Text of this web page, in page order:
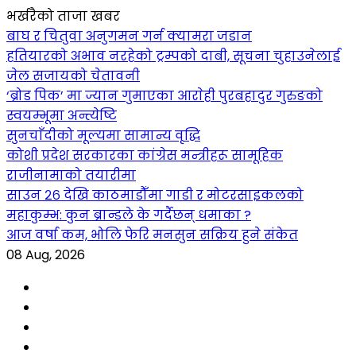
भर्खरैको ताजा खबर
बाघ र चितुवा अनुगमन गर्न क्यामरा जडान
हतियारको अभाव नरहेको ट्रम्पको दाबी, सूचना चुहाउनेलाई
जेल सजायको चेतावनी
‘ब्रोड पिक’ मा ज्यान गुमाएका आराेही पुरबहादुर गुरुङको
स्वयम्भूमा अन्त्येष्टि
सुनचाँदीको मूल्यमा सामान्य वृद्धि
कोशी प्रदेश सरकारका कांग्रेस मन्त्रीहरू सामूहिक
राजीनामाको तयारीमा
साउन २६ देखि काठमाडौँमा गाडी र मोटरसाइकलको
महाकुम्भ: कुन ब्रान्डले के गर्दैछन् धमाका ?
आज वर्षा कम, भोलि फेरि मनसुन सक्रिय हुने संकेत
08 Aug, 2026